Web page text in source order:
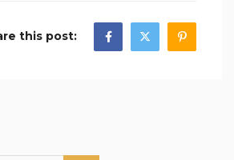
this post: